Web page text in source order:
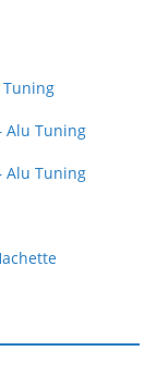
Tuning
Alu Tuning
Alu Tuning